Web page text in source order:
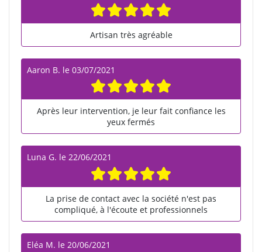
Artisan très agréable
Aaron B. le 03/07/2021
Après leur intervention, je leur fait confiance les
yeux fermés
Luna G. le 22/06/2021
La prise de contact avec la société n'est pas
compliqué, à l'écoute et professionnels
Eléa M. le 20/06/2021